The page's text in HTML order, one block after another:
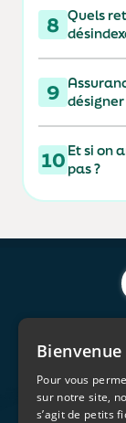
8 Quels
9
10 Et si on
pas ?
QUI
L'association
Notre
L’équipe
Bienvenue
Pour vous
sur notre site,
s’agit de petits